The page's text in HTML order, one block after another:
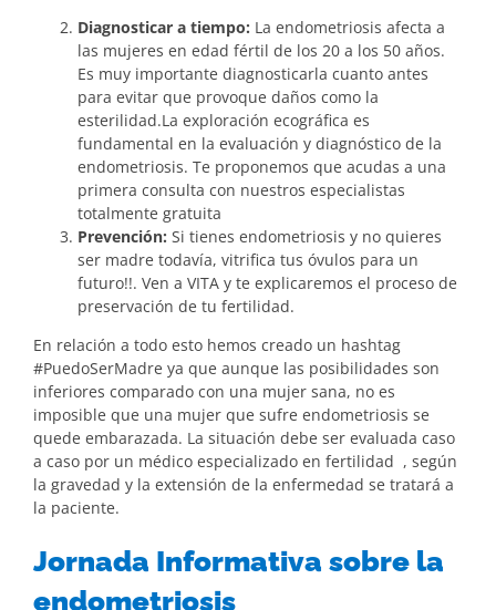
Diagnosticar a tiempo: La endometriosis afecta a
las mujeres en edad fértil de los 20 a los 50 años.
Es muy importante diagnosticarla cuanto antes
para evitar que provoque daños como la
esterilidad.La exploración ecográfica es
fundamental en la evaluación y diagnóstico de la
endometriosis. Te proponemos que acudas a una
primera consulta con nuestros especialistas
totalmente gratuita
Prevención: Si tienes endometriosis y no quieres
ser madre todavía, vitrifica tus óvulos para un
futuro!!. Ven a VITA y te explicaremos el proceso de
preservación de tu fertilidad.
En relación a todo esto hemos creado un hashtag
#PuedoSerMadre ya que aunque las posibilidades son
inferiores comparado con una mujer sana, no es
imposible que una mujer que sufre endometriosis se
quede embarazada. La situación debe ser evaluada caso
a caso por un médico especializado en fertilidad , según
la gravedad y la extensión de la enfermedad se tratará a
la paciente.
Jornada Informativa sobre la
endometriosis